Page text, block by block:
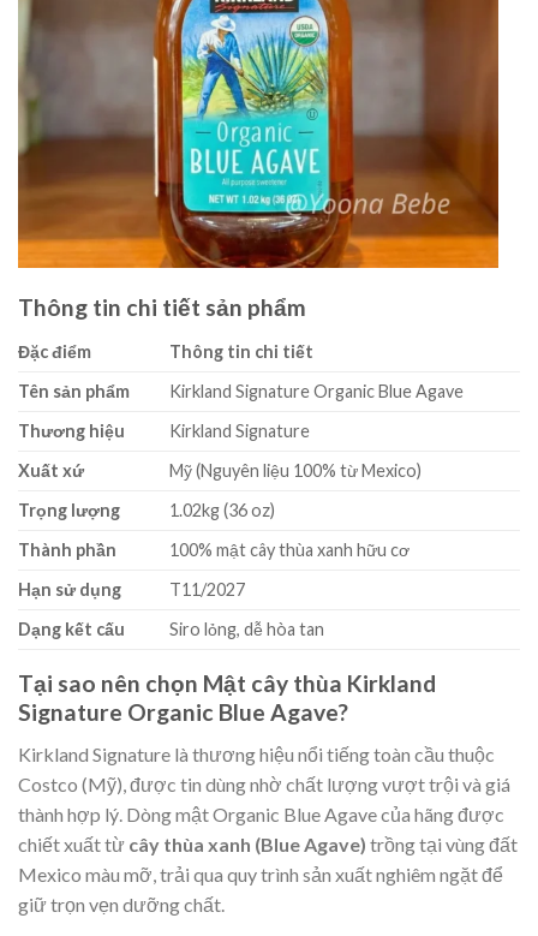
Thông tin chi tiết sản phẩm
Đặc điểm
Thông tin chi tiết
Tên sản phẩm
Kirkland Signature Organic Blue Agave
Thương hiệu
Kirkland Signature
Xuất xứ
Mỹ (Nguyên liệu 100% từ Mexico)
Trọng lượng
1.02kg (36 oz)
Thành phần
100% mật cây thùa xanh hữu cơ
Hạn sử dụng
T11/2027
Dạng kết cấu
Siro lỏng, dễ hòa tan
Tại sao nên chọn Mật cây thùa Kirkland
Signature Organic Blue Agave?
Kirkland Signature là thương hiệu nổi tiếng toàn cầu thuộc
Costco (Mỹ), được tin dùng nhờ chất lượng vượt trội và giá
thành hợp lý. Dòng mật Organic Blue Agave của hãng được
chiết xuất từ cây thùa xanh (Blue Agave) trồng tại vùng đất
Mexico màu mỡ, trải qua quy trình sản xuất nghiêm ngặt để
giữ trọn vẹn dưỡng chất.